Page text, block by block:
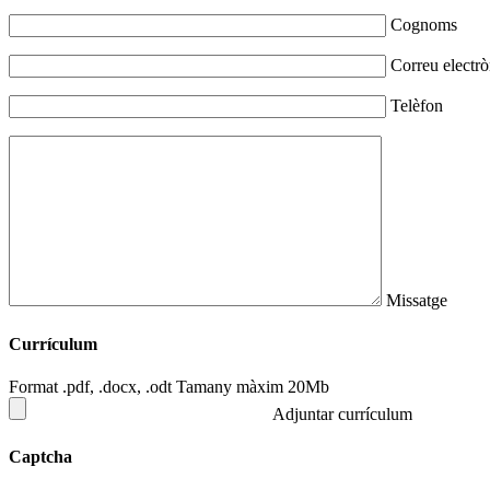
Cognoms
Correu
Telèfon
Missatge
Currículum
Format .pdf, .docx, .odt Tamany màxim 20Mb
Adjuntar currículum
Captcha